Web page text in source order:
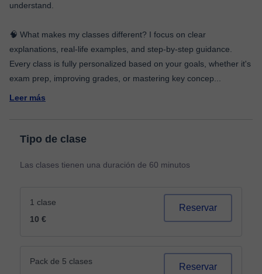
understand.
🧠 What makes my classes different? I focus on clear
explanations, real-life examples, and step-by-step guidance.
Every class is fully personalized based on your goals, whether it's
exam prep, improving grades, or mastering key concep
Leer más
Tipo de clase
Las clases tienen una duración de 60 minutos
1 clase
10 €
Reservar
Pack de 5 clases
Reservar